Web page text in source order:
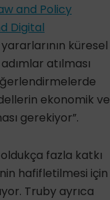
and Policy
Digital
küresel
atılması
ekonomik ve
gerekiyor”.
fazla katkı
hafifletilmesi için
Truby ayrıca